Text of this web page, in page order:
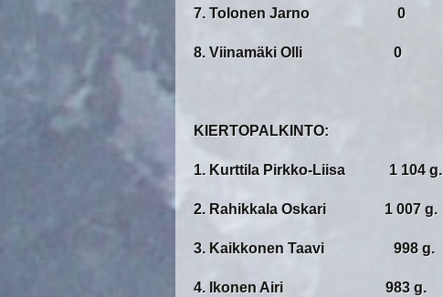
7. Tolonen Jarno 0
8. Viinamäki Olli 0
KIERTOPALKINTO:
1. Kurttila Pirkko-Liisa 1 104 g.
2. Rahikkala Oskari 1 007 g.
3. Kaikkonen Taavi 998 g.
4. Ikonen Airi 983 g.